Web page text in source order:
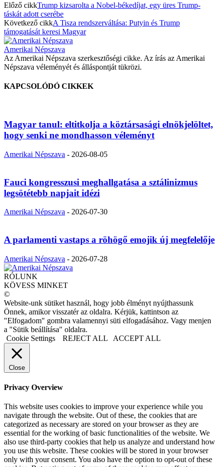
Előző cikkTrump kizsarolta a Nobel-békedíjat, egy üres Trump-
táskát adott cserébe
Következő cikkA Tisza rendszerváltása: Putyin és Trump
támogatását keresi Magyar
Amerikai Népszava
Az Amerikai Népszava szerkesztőségi cikke. Az írás az Amerikai
Népszava véleményét és álláspontját tükrözi.
KAPCSOLÓDÓ CIKKEK
Magyar tanul: eltitkolja a köztársasági elnökjelöltet,
hogy senki ne mondhasson véleményt
Amerikai Népszava - 2026-08-05
Fauci kongresszusi meghallgatása a sztálinizmus
legsötétebb napjait idézi
Amerikai Népszava - 2026-07-30
A parlamenti vastaps a röhögő emojik új megfelelője
Amerikai Népszava - 2026-07-28
RÓLUNK
KÖVESS MINKET
©
Website-unk sütiket használ, hogy jobb élményt nyújthassunk
Önnek, amikor visszatér az oldalra. Kérjük, kattintson az
"Elfogadom" gombra valamennyi süti elfogadásához. Vagy menjen
a "Sütik beállítása" oldalra.
Cookie Settings
REJECT ALL ACCEPT ALL
Close
Privacy Overview
This website uses cookies to improve your experience while you
navigate through the website. Out of these, the cookies that are
categorized as necessary are stored on your browser as they are
essential for the working of basic functionalities of the website. We
also use third-party cookies that help us analyze and understand how
you use this website. These cookies will be stored in your browser
only with your consent. You also have the option to opt-out of these